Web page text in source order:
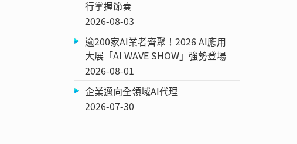
行掌握節奏
2026-08-03
逾200家AI業者齊聚！2026 AI應用
大展「AI WAVE SHOW」強勢登場
2026-08-01
企業邁向全領域AI代理
2026-07-30